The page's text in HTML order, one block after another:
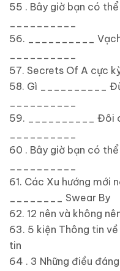
55 . Bây giờ bạn có
56. __________
57. Secrets Of A cực
58. Gì __________
59. __________ Đôi
60 . Bây giờ bạn có
61. Các Xu hướng
________ Swear By
62. 12 nên và không
63. 5 kiện Thông tin
tin
64 . 3 Những điều